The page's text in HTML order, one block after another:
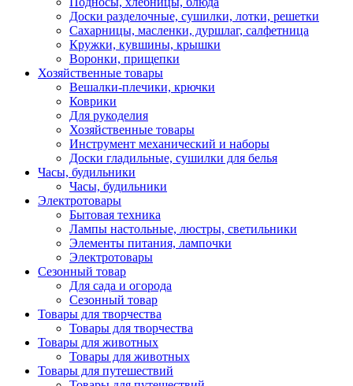
Доски разделочные, сушилки, лотки, решетки
Сахарницы, масленки, дуршлаг, салфетница
Кружки, кувшины, крышки
Воронки, прищепки
Хозяйственные товары
Вешалки-плечики, крючки
Коврики
Для рукоделия
Хозяйственные товары
Инструмент механический и наборы
Доски гладильные, сушилки для белья
Часы, будильники
Часы, будильники
Электротовары
Бытовая техника
Лампы настольные, люстры, светильники
Элементы питания, лампочки
Электротовары
Сезонный товар
Для сада и огорода
Сезонный товар
Товары для творчества
Товары для творчества
Товары для животных
Товары для животных
Товары для путешествий